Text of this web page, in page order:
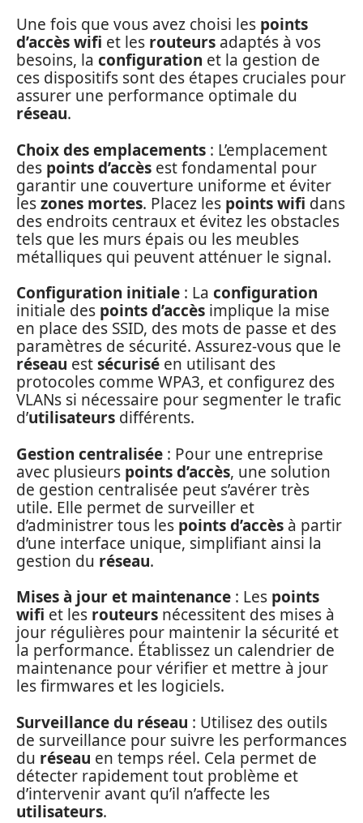
Une fois que vous avez choisi les points
d’accès wifi et les routeurs adaptés à vos
besoins, la configuration et la gestion de
ces dispositifs sont des étapes cruciales pour
assurer une performance optimale du
réseau.
Choix des emplacements : L’emplacement
des points d’accès est fondamental pour
garantir une couverture uniforme et éviter
leszones mortes. Placez les points wifi dans
des endroits centraux et évitez les obstacles
tels que les murs épais ou les meubles
métalliques qui peuvent atténuer le signal.
Configuration initiale : La configuration
initiale des points d’accès implique la mise
en place des SSID, des mots de passe et des
paramètres de sécurité. Assurez-vous que le
réseau estsécurisé en utilisant des
protocoles comme WPA3, et configurez des
VLANs si nécessaire pour segmenter le trafic
d’utilisateurs différents.
Gestion centralisée : Pour une entreprise
avec plusieurs points d’accès, une solution
de gestion centralisée peut s’avérer très
utile. Elle permet de surveiller et
d’administrer tous les points d’accès à partir
d’une interface unique, simplifiant ainsi la
gestion du réseau.
Mises à jour et maintenance : Les points
wifi et les routeurs nécessitent des mises à
jour régulières pour maintenir la sécurité et
la performance. Établissez un calendrier de
maintenance pour vérifier et mettre à jour
les firmwares et les logiciels.
Surveillance du réseau : Utilisez des outils
de surveillance pour suivre les performances
du réseau en temps réel. Cela permet de
détecter rapidement tout problème et
d’intervenir avant qu’il n’affecte les
utilisateurs.